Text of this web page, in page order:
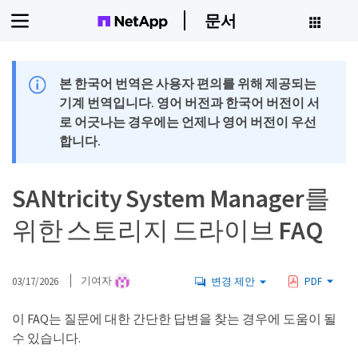
문서
본 한국어 번역은 사용자 편의를 위해 제공되는
기계 번역입니다. 영어 버전과 한국어 버전이 서
로 어긋나는 경우에는 언제나 영어 버전이 우선
합니다.
SANtricity System Manager를
위한 스토리지 드라이브 FAQ
03/17/2026 기여자 변경 제안 PDF
이 FAQ는 질문에 대한 간단한 답변을 찾는 경우에 도움이 될
수 있습니다.